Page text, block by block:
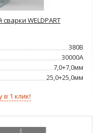
WELDPART
380В
30000А
7,0+7,0мм
25,0+25,0мм
в 1 клик!